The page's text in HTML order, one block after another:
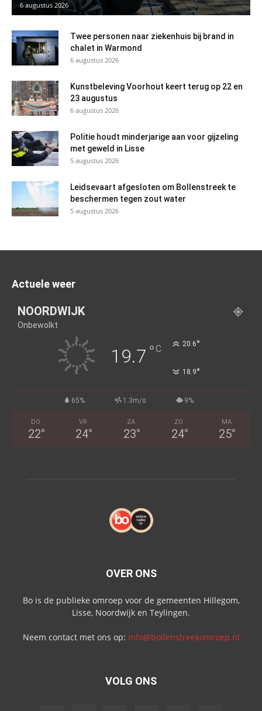
6 augustus 2026
Twee personen naar ziekenhuis bij brand in
chalet in Warmond
6 augustus 2026
Kunstbeleving Voorhout keert terug op 22 en
23 augustus
6 augustus 2026
Politie houdt minderjarige aan voor gijzeling
met geweld in Lisse
5 augustus 2026
Leidsevaart afgesloten om Bollenstreek te
beschermen tegen zout water
5 augustus 2026
Actuele weer
NOORDWIJK
Onbewolkt
19.7 °C 20.6°
18.9°
65% 1.3m/s 9%
DO
22°
VR
24°
ZA
23°
ZO
24°
MA
25°
OVER ONS
Bo is de publieke omroep voor de gemeenten Hillegom,
Lisse, Noordwijk en Teylingen.
Neem contact met ons op: info@bollenstreekomroep.nl
VOLG ONS